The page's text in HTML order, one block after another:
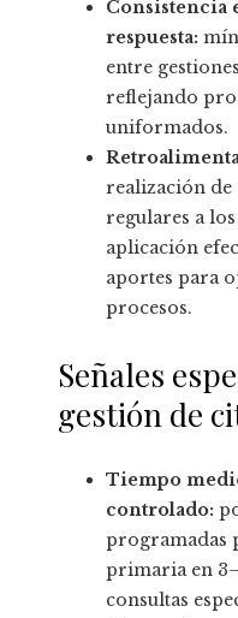
Consistencia
respuesta:
entre
reflejando
uniformados.
realización de
regulares a
aplicación
aportes para
procesos.
Señales
gestión de
Tiempo
controlado:
programadas
primaria en
consultas